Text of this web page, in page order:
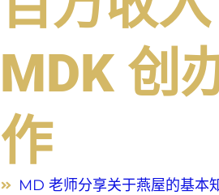
MDK 创
作
MD 老师分享关于燕屋的基本